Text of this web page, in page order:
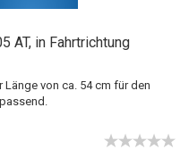
AT, in Fahrtrichtung
von ca. 54 cm für den